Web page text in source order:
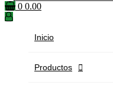
0 0.00
Inicio
Productos 